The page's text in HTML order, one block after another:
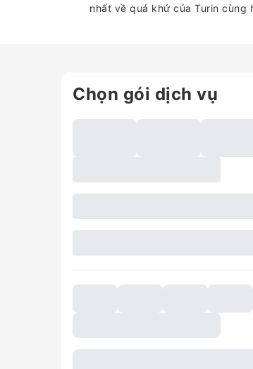
nhất về quá khứ của Turin cùng
Chọn gói dịch vụ